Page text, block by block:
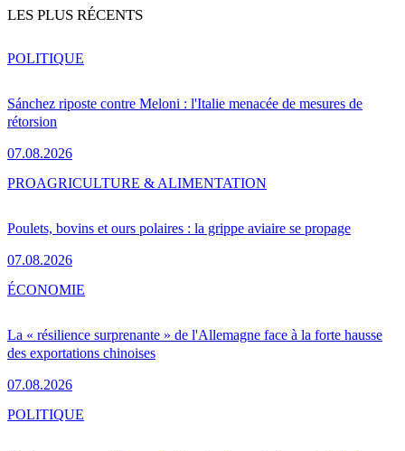
LES PLUS RÉCENTS
Sánchez riposte contre Meloni : l'Italie menacée de mesures de
rétorsion
07.08.2026
POLITIQUE
Poulets, bovins et ours polaires : la grippe aviaire se propage
07.08.2026
PROAGRICULTURE & ALIMENTATION
La « résilience surprenante » de l'Allemagne face à la forte hausse
des exportations chinoises
07.08.2026
ÉCONOMIE
POLITIQUE